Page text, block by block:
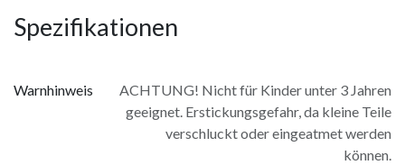
Spezifikationen
Warnhinweis
ACHTUNG! Nicht für Kinder unter 3 Jahren
geeignet. Erstickungsgefahr, da kleine Teile
verschluckt oder eingeatmet werden
können.